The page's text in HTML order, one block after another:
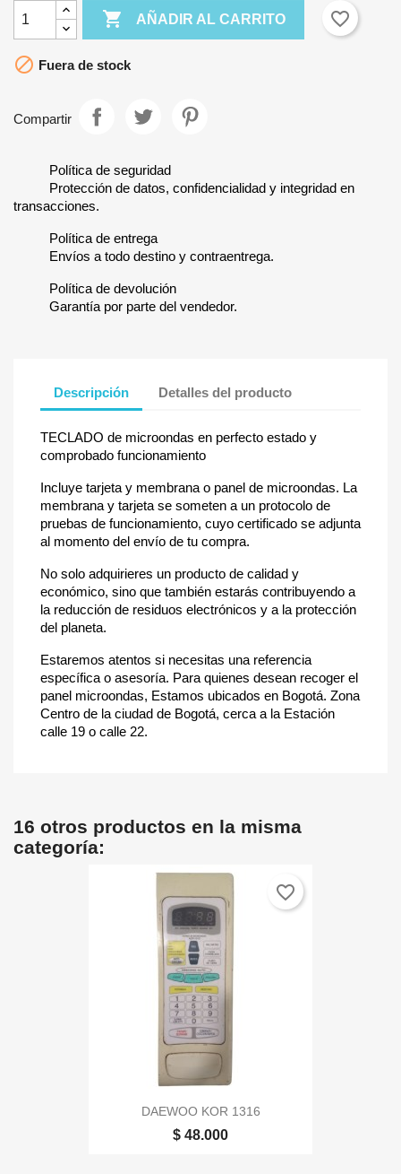
 AÑADIR AL CARRITO favorite_border
 Fuera de stock
Compartir
Política de seguridad
Protección de datos, confidencialidad y integridad en
transacciones.
Política de entrega
Envíos a todo destino y contraentrega.
Política de devolución
Garantía por parte del vendedor.
Descripción Detalles del producto
TECLADO de microondas en perfecto estado y
comprobado funcionamiento
Incluye tarjeta y membrana o panel de microondas. La
membrana y tarjeta se someten a un protocolo de
pruebas de funcionamiento, cuyo certificado se adjunta
al momento del envío de tu compra.
No solo adquirieres un producto de calidad y
económico, sino que también estarás contribuyendo a
la reducción de residuos electrónicos y a la protección
del planeta.
Estaremos atentos si necesitas una referencia
específica o asesoría. Para quienes desean recoger el
panel microondas, Estamos ubicados en Bogotá. Zona
Centro de la ciudad de Bogotá, cerca a la Estación
calle 19 o calle 22.
16 otros productos en la misma
categoría:
DAEWOO KOR 1316
$ 48.000
favorite_border